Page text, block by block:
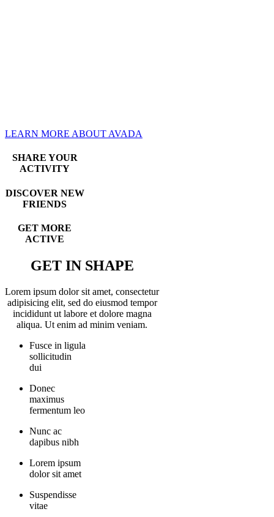
LEARN MORE ABOUT AVADA
SHARE YOUR
ACTIVITY
DISCOVER NEW
FRIENDS
GET MORE
ACTIVE
GET IN SHAPE
Lorem ipsum dolor sit amet, consectetur
adipisicing elit, sed do eiusmod tempor
incididunt ut labore et dolore magna
aliqua. Ut enim ad minim veniam.
Fusce in ligula
sollicitudin
dui
Donec
maximus
fermentum leo
Nunc ac
dapibus nibh
Lorem ipsum
dolor sit amet
Suspendisse
vitae